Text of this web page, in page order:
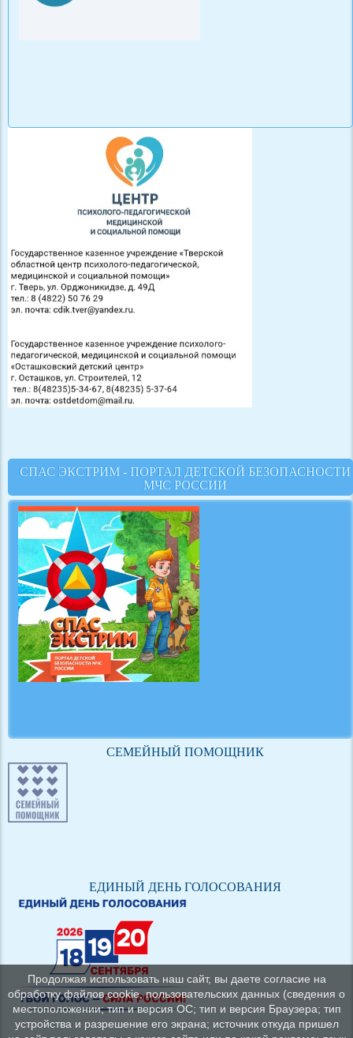
СПАС ЭКСТРИМ - ПОРТАЛ ДЕТСКОЙ БЕЗОПАСНОСТИ
МЧС РОССИИ
СЕМЕЙНЫЙ ПОМОЩНИК
ЕДИНЫЙ ДЕНЬ ГОЛОСОВАНИЯ
Продолжая использовать наш сайт, вы даете согласие на
обработку файлов cookie, пользовательских данных (сведения о
местоположении; тип и версия ОС; тип и версия Браузера; тип
устройства и разрешение его экрана; источник откуда пришел